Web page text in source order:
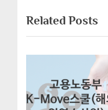
이
u
s
P
s
t
P
o
s
Related Posts